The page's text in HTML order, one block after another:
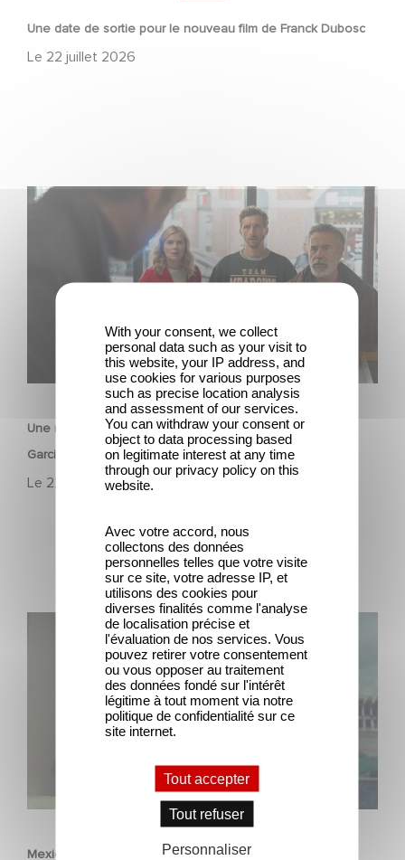
Une date de sortie pour le nouveau film de Franck Dubosc
Le 22 juillet 2026
FILM
Une nouvelle comédie avec Baptiste Lecaplain et José
Garcia en 2027 !
Le 22 juillet 2026
Une nouvelle comédie avec Baptiste Lecaplain et José
Garcia en 2027 !
FILM
Mexico 86, est à retrouver dès maintenant sur Netflix
Mexico 86, est à retrouver dès maintenant sur Netflix
With your consent, we collect
personal data such as your visit to
this website, your IP address, and
use cookies for various purposes
such as precise location analysis
and assessment of our services.
You can withdraw your consent or
object to data processing based
on legitimate interest at any time
through our privacy policy on this
website.
Avec votre accord, nous
collectons des données
personnelles telles que votre visite
sur ce site, votre adresse IP, et
utilisons des cookies pour
diverses finalités comme l'analyse
de localisation précise et
l'évaluation de nos services. Vous
pouvez retirer votre consentement
ou vous opposer au traitement
des données fondé sur l'intérêt
légitime à tout moment via notre
politique de confidentialité sur ce
site internet.
Tout accepter
Tout refuser
Personnaliser